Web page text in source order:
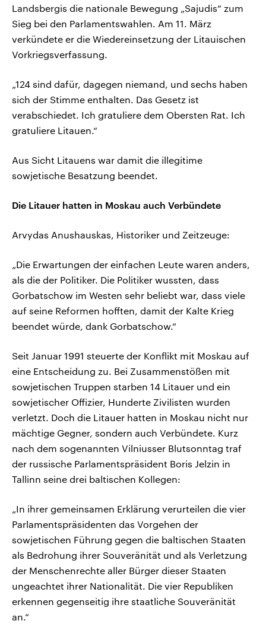
Landsbergis die nationale Bewegung „Sajudis“ zum
Sieg bei den Parlamentswahlen. Am 11. März
verkündete er die Wiedereinsetzung der Litauischen
Vorkriegsverfassung.
„124 sind dafür, dagegen niemand, und sechs haben
sich der Stimme enthalten. Das Gesetz ist
verabschiedet. Ich gratuliere dem Obersten Rat. Ich
gratuliere Litauen.“
Aus Sicht Litauens war damit die illegitime
sowjetische Besatzung beendet.
Die Litauer hatten in Moskau auch Verbündete
Arvydas Anushauskas, Historiker und Zeitzeuge:
„Die Erwartungen der einfachen Leute waren anders,
als die der Politiker. Die Politiker wussten, dass
Gorbatschow im Westen sehr beliebt war, dass viele
auf seine Reformen hofften, damit der Kalte Krieg
beendet würde, dank Gorbatschow.“
Seit Januar 1991 steuerte der Konflikt mit Moskau auf
eine Entscheidung zu. Bei Zusammenstößen mit
sowjetischen Truppen starben 14 Litauer und ein
sowjetischer Offizier, Hunderte Zivilisten wurden
verletzt. Doch die Litauer hatten in Moskau nicht nur
mächtige Gegner, sondern auch Verbündete. Kurz
nach dem sogenannten Vilniusser Blutsonntag traf
der russische Parlamentspräsident Boris Jelzin in
Tallinn seine drei baltischen Kollegen:
„In ihrer gemeinsamen Erklärung verurteilen die vier
Parlamentspräsidenten das Vorgehen der
sowjetischen Führung gegen die baltischen Staaten
als Bedrohung ihrer Souveränität und als Verletzung
der Menschenrechte aller Bürger dieser Staaten
ungeachtet ihrer Nationalität. Die vier Republiken
erkennen gegenseitig ihre staatliche Souveränität
an.“